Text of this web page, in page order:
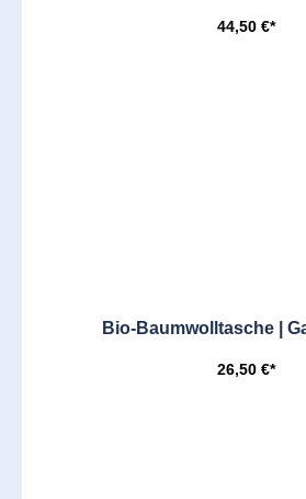
44,50 €*
Bio-Baumwolltasche |
26,50 €*